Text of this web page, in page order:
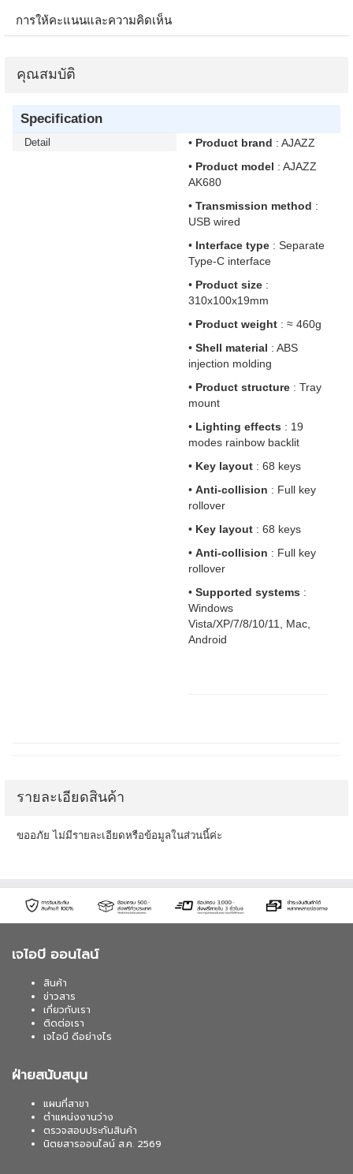
การให้คะแนนและความคิดเห็น
คุณสมบัติ
Specification
Detail • Product brand : AJAZZ
• Product model : AJAZZ
AK680
• Transmission method :
USB wired
• Interface type : Separate
Type-C interface
• Product size :
310x100x19mm
• Product weight : ≈ 460g
• Shell material : ABS
injection molding
• Product structure : Tray
mount
• Lighting effects : 19
modes rainbow backlit
• Key layout : 68 keys
• Anti-collision : Full key
rollover
• Key layout : 68 keys
• Anti-collision : Full key
rollover
• Supported systems :
Windows
Vista/XP/7/8/10/11, Mac,
Android
รายละเอียดสินค้า
ขออภัย ไม่มีรายละเอียดหรือข้อมูลในส่วนนี้ค่ะ
เจไอบี ออนไลน์
สินค้า
ข่าวสาร
เกี่ยวกับเรา
ติดต่อเรา
เจไอบี ดีอย่างไร
ฝ่ายสนับสนุน
แผนที่สาขา
ตำแหน่งงานว่าง
ตรวจสอบประกันสินค้า
นิตยสารออนไลน์ ส.ค. 2569